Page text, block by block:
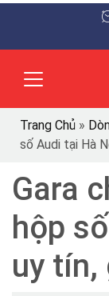
Trang Chủ »
số Audi tại Hà
Gara
hộp
uy tín,